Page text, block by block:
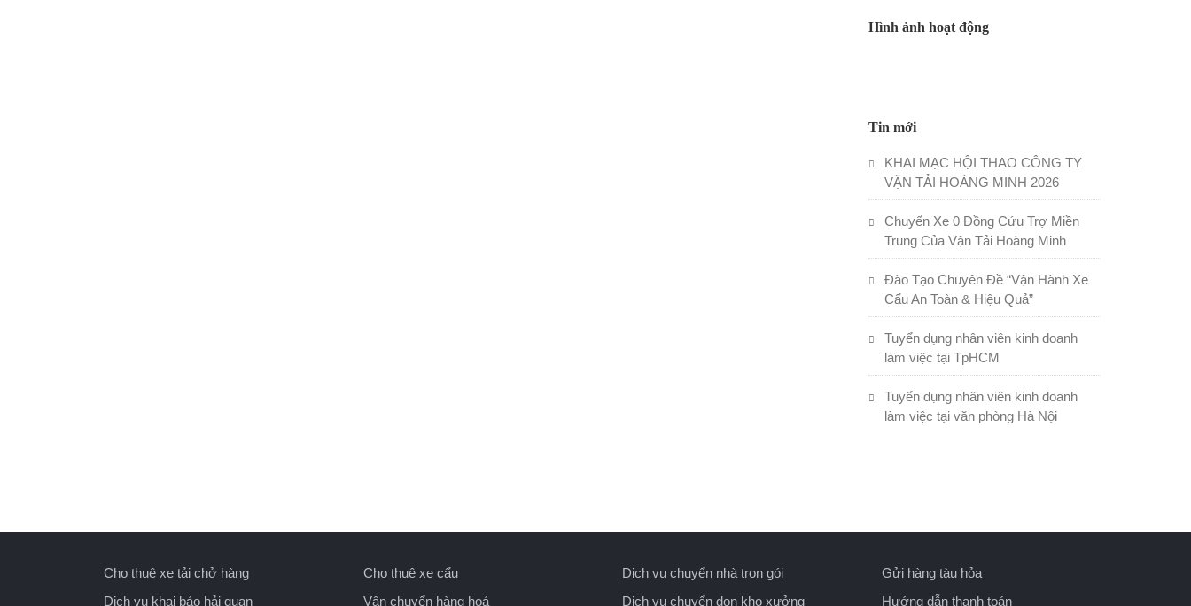
Hình ảnh hoạt động
Tin mới
KHAI MẠC HỘI THAO CÔNG TY
VẬN TẢI HOÀNG MINH 2026
Chuyến Xe 0 Đồng Cứu Trợ Miền
Trung Của Vận Tải Hoàng Minh
Đào Tạo Chuyên Đề “Vận Hành Xe
Cẩu An Toàn & Hiệu Quả”
Tuyển dụng nhân viên kinh doanh
làm việc tại TpHCM
Tuyển dụng nhân viên kinh doanh
làm việc tại văn phòng Hà Nội
Cho thuê xe tải chở hàng
Dịch vụ khai báo hải quan
Cho thuê xe cẩu
Vận chuyển hàng hoá
Dịch vụ chuyển nhà trọn gói
Dịch vụ chuyển dọn kho xưởng
Gửi hàng tàu hỏa
Hướng dẫn thanh toán